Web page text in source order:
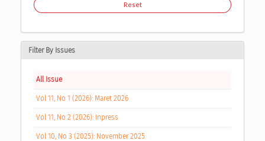
Reset
Filter By Issues
All Issue
Vol 11, No 1 (2026): Maret 2026
Vol 11, No 2 (2026): Inpress
Vol 10, No 3 (2025): November 2025